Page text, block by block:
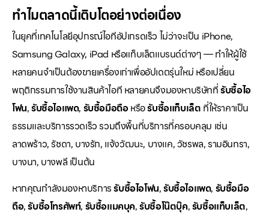
ทำไมตลาดนี้เติบโตอย่างต่อเนื่อง
ในยุคที่เทคโนโลยีอุปกรณ์ไอทีอัปเกรดเร็ว ไม่ว่าจะเป็น iPhone,
Samsung Galaxy, iPad หรือแท็บเล็ตแบรนด์ต่างๆ — ทำให้ผู้ใช้
หลายคนจำเป็นต้องขายเครื่องเก่าเพื่ออัปเดตรุ่นใหม่ หรือเปลี่ยน
พฤติกรรมการใช้งานสินค้าไอที หลายคนจึงมองหาบริษัทที่รับซื้อไอ
โฟน,รับซื้อไอแพด, รับซื้อมือถือหรือรับซื้อแท็บเล็ต ที่ให้ราคาเป็น
ธรรมและบริการรวดเร็ว รวมถึงพื้นที่บริการที่ครอบคลุม เช่น
ลาดพร้าว, รัชดา, บางรัก, แจ้งวัฒนะ, บางแค, วัชรพล, รามอินทรา,
บางนา, บางพลี เป็นต้น
หากคุณกำลังมองหาบริการรับซื้อไอโฟน,รับซื้อไอแพด, รับซื้อมือ
ถือ,รับซื้อโทรศัพท์, รับซื้อแมคบุค,รับซื้อโน๊ตบุ๊ค,รับซื้อแท็บเล็ต,